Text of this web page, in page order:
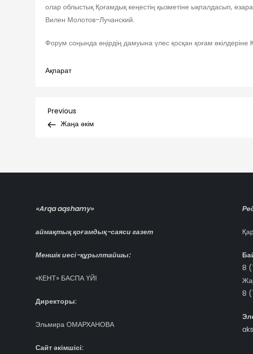
олар облыстық Қоғамдық кеңестің қызметіне ықпалдасып,
Вилен Молотов-Лучанский.
Форум соңында өңірдің дамуына үлес қосқан қоғам
Ақпарат
Навигация
Previous
Post
Previous
Жаңа әкім
«Arqa aqshamy»
аймақтық қоғамдық-саяси газет
Меншік иесі-құрылтайшы:
«КЕНТ» БАСПА ҮЙІ
Директоры:
Эльмира ОМАРХАНОВА
Сайт әкімшісі:
8
8